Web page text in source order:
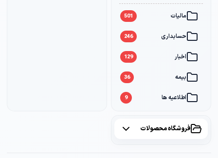
مالیات 501
حسابداری 246
اخبار 129
بیمه 36
اطلاعیه ها 9
فروشگاه محصولات